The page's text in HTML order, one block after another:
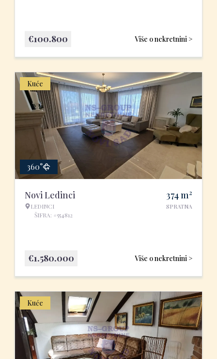
Više o nekretnini >
€100.800
Kuće
360°
Novi Ledinci
LEDINCI
ŠIFRA: #554812
374m2
SPRATNA
Više o nekretnini >
€1.580.000
Kuće